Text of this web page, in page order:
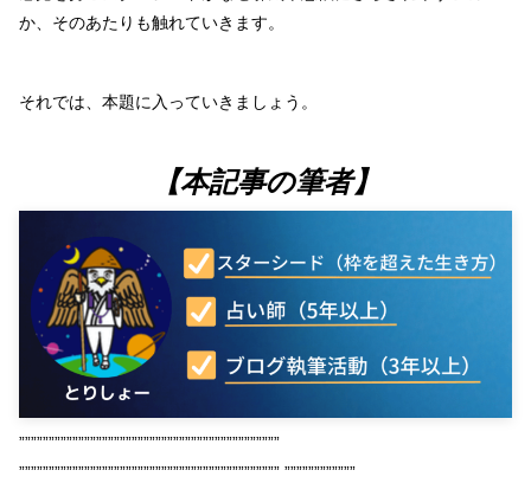
か、そのあたりも触れていきます。
それでは、本題に入っていきましょう。
【本記事の筆者】
””””””””””””””””””””””””””””””””””””””””””””
”””””””””””””””””””””””””””””””””””””””””””” ””””””””””””